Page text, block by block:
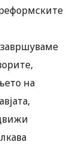
завршуваме
на